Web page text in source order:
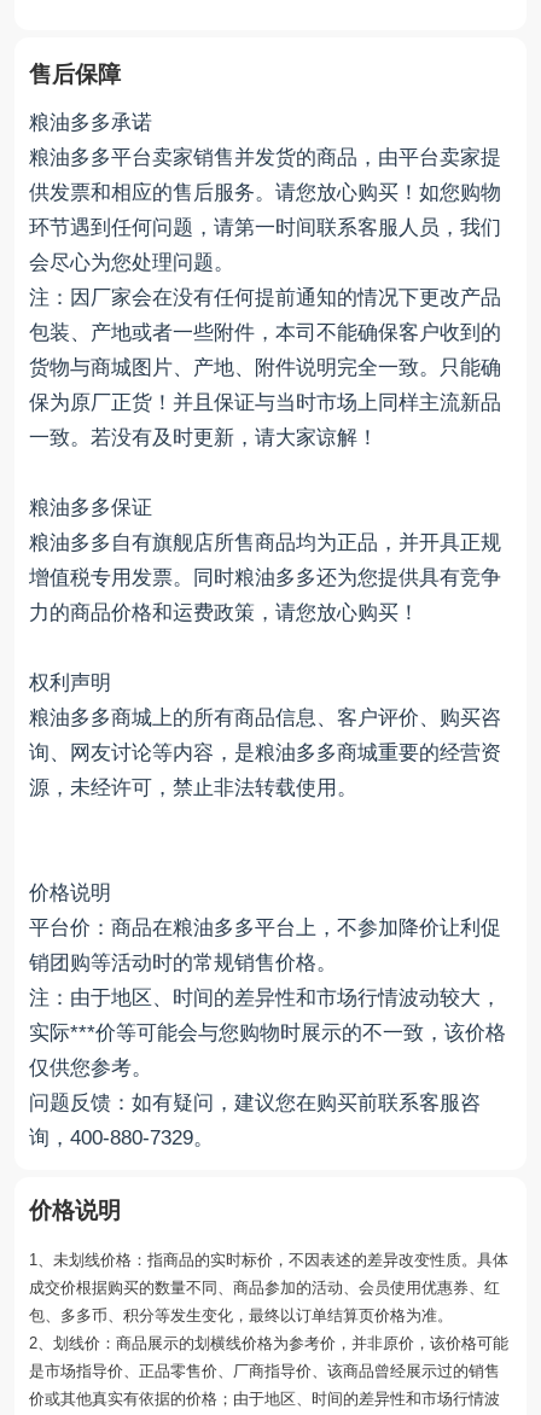
售后保障
粮油多多承诺
粮油多多平台卖家销售并发货的商品，由平台卖家提
供发票和相应的售后服务。请您放心购买！如您购物
环节遇到任何问题，请第一时间联系客服人员，我们
会尽心为您处理问题。
注：因厂家会在没有任何提前通知的情况下更改产品
包装、产地或者一些附件，本司不能确保客户收到的
货物与商城图片、产地、附件说明完全一致。只能确
保为原厂正货！并且保证与当时市场上同样主流新品
一致。若没有及时更新，请大家谅解！
粮油多多保证
粮油多多自有旗舰店所售商品均为正品，并开具正规
增值税专用发票。同时粮油多多还为您提供具有竞争
力的商品价格和运费政策，请您放心购买！
权利声明
粮油多多商城上的所有商品信息、客户评价、购买咨
询、网友讨论等内容，是粮油多多商城重要的经营资
源，未经许可，禁止非法转载使用。
价格说明
平台价：商品在粮油多多平台上，不参加降价让利促
销团购等活动时的常规销售价格。
注：由于地区、时间的差异性和市场行情波动较大，
实际***价等可能会与您购物时展示的不一致，该价格
仅供您参考。
问题反馈：如有疑问，建议您在购买前联系客服咨
询，400-880-7329。
价格说明
1、未划线价格：指商品的实时标价，不因表述的差异改变性质。具体
成交价根据购买的数量不同、商品参加的活动、会员使用优惠券、红
包、多多币、积分等发生变化，最终以订单结算页价格为准。
2、划线价：商品展示的划横线价格为参考价，并非原价，该价格可能
是市场指导价、正品零售价、厂商指导价、该商品曾经展示过的销售
价或其他真实有依据的价格；由于地区、时间的差异性和市场行情波